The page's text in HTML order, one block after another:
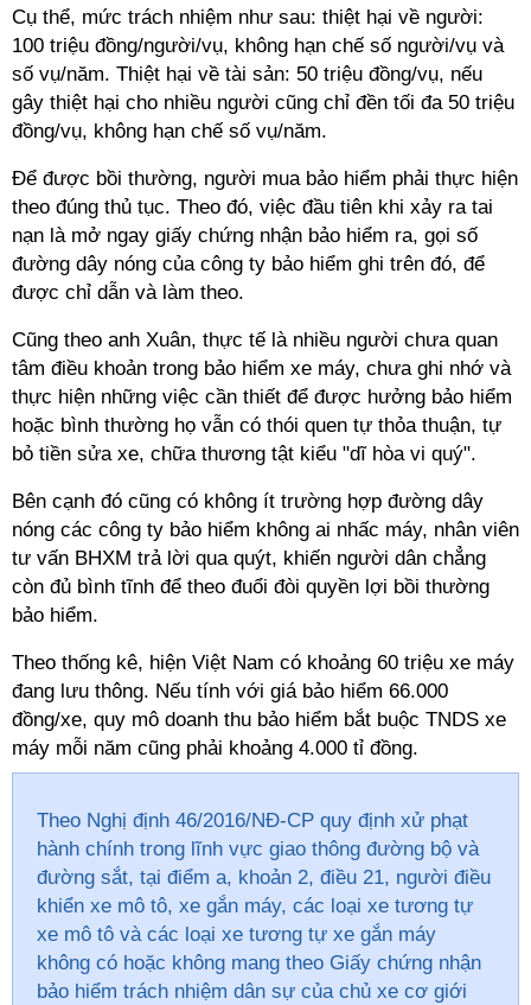
Cụ thể, mức trách nhiệm như sau: thiệt hại về người:
100 triệu đồng/người/vụ, không hạn chế số người/vụ và
số vụ/năm. Thiệt hại về tài sản: 50 triệu đồng/vụ, nếu
gây thiệt hại cho nhiều người cũng chỉ đền tối đa 50 triệu
đồng/vụ, không hạn chế số vụ/năm.
Để được bồi thường, người mua bảo hiểm phải thực hiện
theo đúng thủ tục. Theo đó, việc đầu tiên khi xảy ra tai
nạn là mở ngay giấy chứng nhận bảo hiểm ra, gọi số
đường dây nóng của công ty bảo hiểm ghi trên đó, để
được chỉ dẫn và làm theo.
Cũng theo anh Xuân, thực tế là nhiều người chưa quan
tâm điều khoản trong bảo hiểm xe máy, chưa ghi nhớ và
thực hiện những việc cần thiết để được hưởng bảo hiểm
hoặc bình thường họ vẫn có thói quen tự thỏa thuận, tự
bỏ tiền sửa xe, chữa thương tật kiểu "dĩ hòa vi quý".
Bên cạnh đó cũng có không ít trường hợp đường dây
nóng các công ty bảo hiểm không ai nhấc máy, nhân viên
tư vấn BHXM trả lời qua quýt, khiến người dân chẳng
còn đủ bình tĩnh để theo đuổi đòi quyền lợi bồi thường
bảo hiểm.
Theo thống kê, hiện Việt Nam có khoảng 60 triệu xe máy
đang lưu thông. Nếu tính với giá bảo hiểm 66.000
đồng/xe, quy mô doanh thu bảo hiểm bắt buộc TNDS xe
máy mỗi năm cũng phải khoảng 4.000 tỉ đồng.
Theo Nghị định 46/2016/NĐ-CP quy định xử phạt
hành chính trong lĩnh vực giao thông đường bộ và
đường sắt, tại điểm a, khoản 2, điều 21, người điều
khiển xe mô tô, xe gắn máy, các loại xe tương tự
xe mô tô và các loại xe tương tự xe gắn máy
không có hoặc không mang theo Giấy chứng nhận
bảo hiểm trách nhiệm dân sự của chủ xe cơ giới